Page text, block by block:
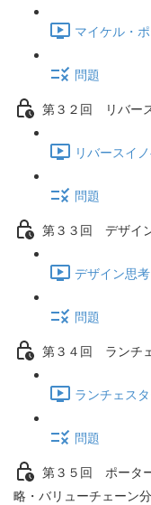
マイケル・
問題
第３２回 リバー
リバースイ
問題
第３３回 デザイ
デザイン思
問題
第３４回 ランチ
ランチェス
問題
第３５回 ポータ
略・バリューチェーン